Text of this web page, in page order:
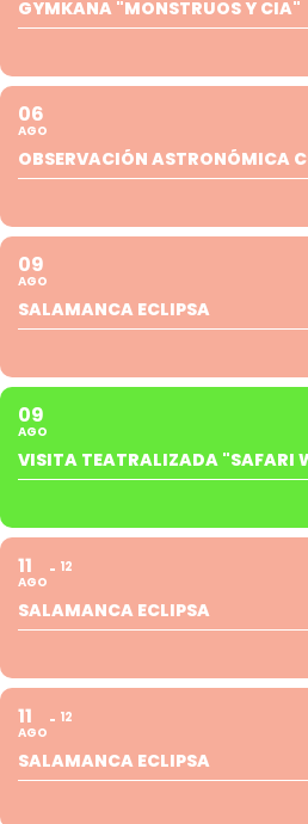
GYMKANA "MONSTRUOS Y CIA"
06
AGO
OBSERVACIÓN ASTRONÓMICA
09
AGO
SALAMANCA ECLIPSA
09
AGO
VISITA TEATRALIZADA "SAFARI
11
AGO
12
SALAMANCA ECLIPSA
11
AGO
12
SALAMANCA ECLIPSA